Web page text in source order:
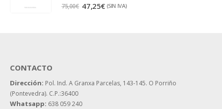
75,00€ 47,25€ (SIN IVA)
CONTACTO
Dirección: Pol. Ind. A Granxa Parcelas, 143-145. O Porriño
(Pontevedra). C.P.:36400
Whatsapp: 638 059 240